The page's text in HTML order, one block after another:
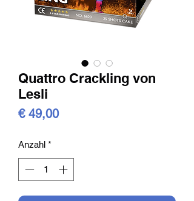
Quattro Crackling von
Lesli
€ 49,00Preis
Anzahl *